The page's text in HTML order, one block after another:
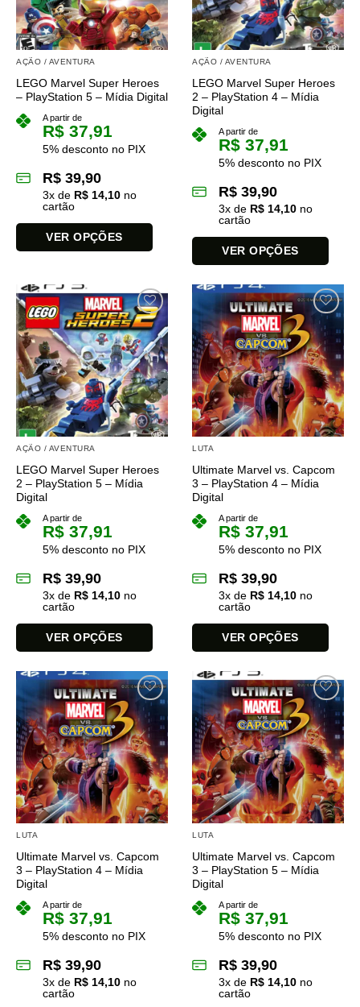
na
página
do
produto
AÇÃO / AVENTURA
LEGO Marvel Super Heroes
– PlayStation 5 – Mídia Digital
A partir de
R$ 37,91
5% desconto no PIX
R$ 39,90
3x de R$ 14,10 no
cartão
VER OPÇÕES
tem
várias
variantes.
As
opções
podem
ser
escolhidas
na
página
produto
AÇÃO / AVENTURA
LEGO Marvel Super Heroes
2 – PlayStation 4 – Mídia
Digital
A partir de
R$ 37,91
5% desconto no PIX
R$ 39,90
3x de R$ 14,10 no
cartão
VER OPÇÕES
produto
tem
várias
variantes.
As
opções
podem
ser
escolhidas
do
produto
AÇÃO / AVENTURA
LEGO Marvel Super Heroes
2 – PlayStation 5 – Mídia
Digital
A partir de
R$ 37,91
5% desconto no PIX
R$ 39,90
3x de R$ 14,10 no
cartão
VER OPÇÕES
produto
tem
várias
variantes.
As
opções
podem
ser
escolhidas
do
produto
LUTA
Ultimate Marvel vs. Capcom
3 – PlayStation 4 – Mídia
Digital
A partir de
R$ 37,91
5% desconto no PIX
R$ 39,90
3x de R$ 14,10 no
cartão
VER OPÇÕES
produto
tem
várias
variantes.
As
opções
podem
ser
escolhidas
do
produto
LUTA
Ultimate Marvel vs. Capcom
3 – PlayStation 4 – Mídia
Digital
A partir de
R$ 37,91
5% desconto no PIX
R$ 39,90
3x de R$ 14,10 no
cartão
LUTA
Ultimate Marvel vs. Capcom
3 – PlayStation 5 – Mídia
Digital
A partir de
R$ 37,91
5% desconto no PIX
R$ 39,90
3x de R$ 14,10 no
cartão